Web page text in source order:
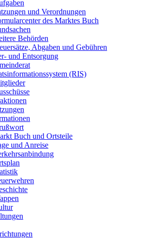
und Verordnungen
des Marktes Buch
Behörden
Abgaben und Gebühren
und Entsorgung
(RIS)
Buch und Ortsteile
und Anreise